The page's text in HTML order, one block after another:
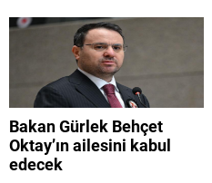
Bakan Gürlek Behçet
Oktay’ın ailesini kabul
edecek